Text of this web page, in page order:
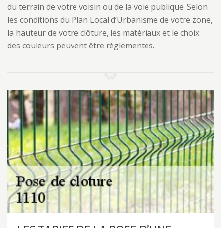
du terrain de votre voisin ou de la voie publique. Selon
les conditions du Plan Local d’Urbanisme de votre zone,
la hauteur de votre clôture, les matériaux et le choix
des couleurs peuvent être réglementés.